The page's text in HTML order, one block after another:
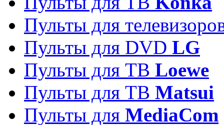
Пульты для
Пульты для DVD LG
Пульты для ТВ Loewe
Пульты для ТВ Matsui
Пульты для MediaCom